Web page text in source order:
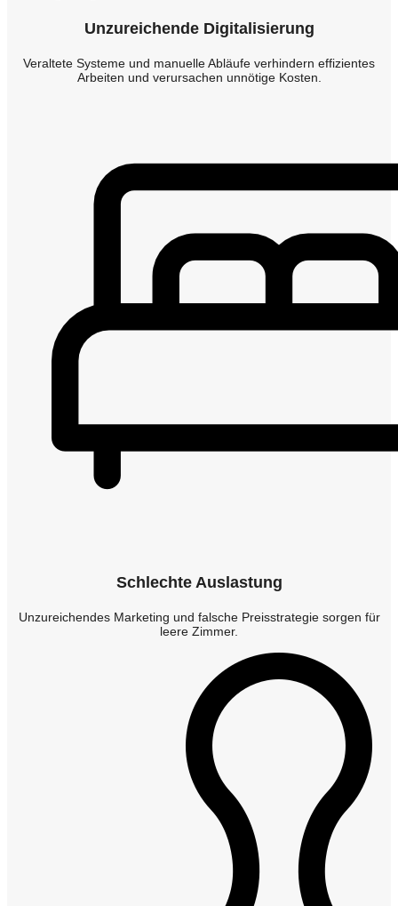
Unzureichende Digitalisierung
Veraltete Systeme und manuelle Abläufe verhindern effizientes
Arbeiten und verursachen unnötige Kosten.
Schlechte Auslastung
Unzureichendes Marketing und falsche Preisstrategie sorgen für
leere Zimmer.